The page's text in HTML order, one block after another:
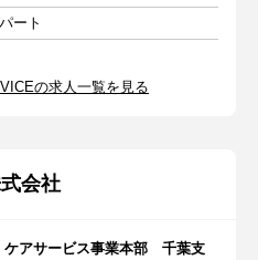
ート
の求人一覧を見る
会社
アサービス事業本部 千葉支